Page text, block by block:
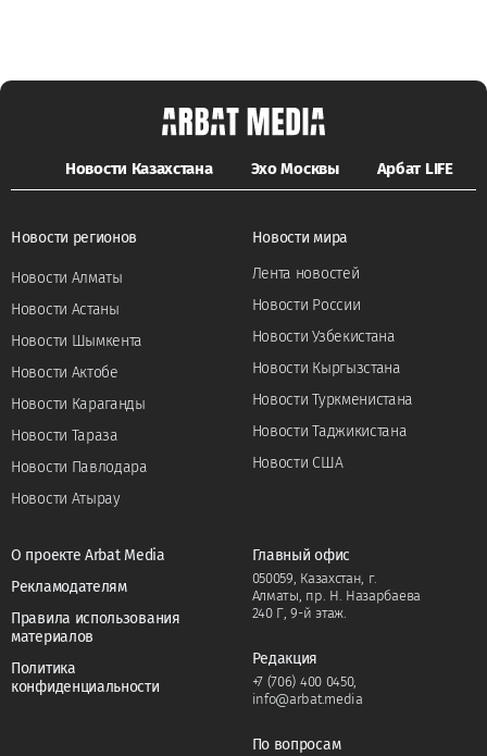
Новости Казахстана Эхо Москвы Арбат LIFE
Новости регионов
Новости Алматы
Новости Астаны
Новости Шымкента
Новости Актобе
Новости Караганды
Новости Тараза
Новости Павлодара
Новости Атырау
Новости мира
Лента новостей
Новости России
Новости Узбекистана
Новости Кыргызстана
Новости Туркменистана
Новости Таджикистана
Новости США
О проекте Arbat Media
Рекламодателям
Правила использования
материалов
Политика
конфиденциальности
Главный офис
050059, Казахстан, г.
Алматы, пр. Н. Назарбаева
240 Г, 9-й этаж.
Редакция
+7 (706) 400 0450,
info@arbat.media
По вопросам